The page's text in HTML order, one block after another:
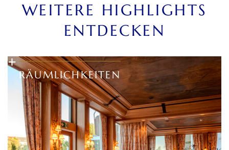
WEITERE HIGHLIGHTS
ENTDECKEN
RÄUMLICHKEITEN
+